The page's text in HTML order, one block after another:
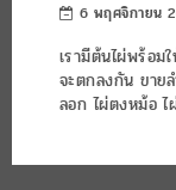
6 พฤศจิกายน
เรามีต้นไผ่พร้อม
จะตกลงกัน ขาย
ลอก ไผ่ตงหม้อ